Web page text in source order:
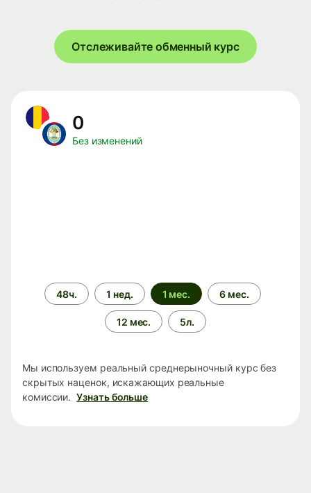
Отслеживайте обменный курс
0
Без изменений
Период
времени
48ч. 1 нед. 1 мес. 6 мес.
12 мес. 5л.
Мы используем реальный среднерыночный курс без
скрытых наценок, искажающих реальные
комиссии. Узнать больше